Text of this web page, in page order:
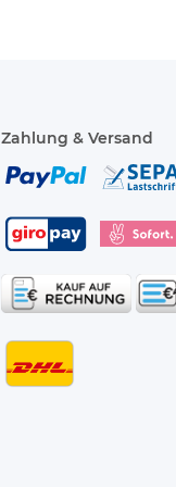
Zahlung & Versand